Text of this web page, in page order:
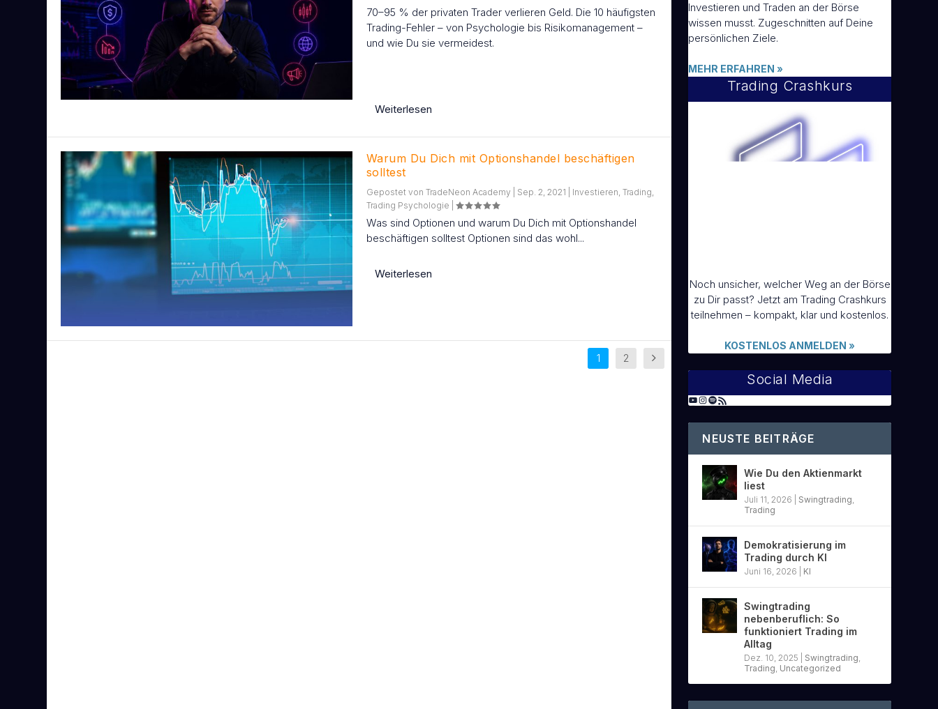
70–95 % der privaten Trader verlieren Geld. Die 10 häufigsten
Trading-Fehler – von Psychologie bis Risikomanagement –
und wie Du sie vermeidest.
Weiterlesen
Warum Du Dich mit Optionshandel beschäftigen
solltest
Gepostet von TradeNeon Academy Sep. 2, 2021 Investieren, Trading,
Trading Psychologie
Was sind Optionen und warum Du Dich mit Optionshandel
beschäftigen solltest Optionen sind das wohl...
Weiterlesen
1 2
Investieren und Traden an der Börse
wissen musst. Zugeschnitten auf Deine
persönlichen Ziele.
MEHR ERFAHREN»
Trading Crashkurs
Noch unsicher, welcher Weg an der Börse
zu Dir passt? Jetzt am Trading Crashkurs
teilnehmen – kompakt, klar und kostenlos.
KOSTENLOS ANMELDEN »
Social Media
NEUSTE BEITRÄGE
Wie Du den Aktienmarkt
liest
Juli 11, 2026 Swingtrading,
Trading
Demokratisierung im
Trading durch KI
Juni 16, 2026 KI
Swingtrading
nebenberuflich: So
funktioniert Trading im
Alltag
Dez. 10, 2025 Swingtrading,
Trading, Uncategorized